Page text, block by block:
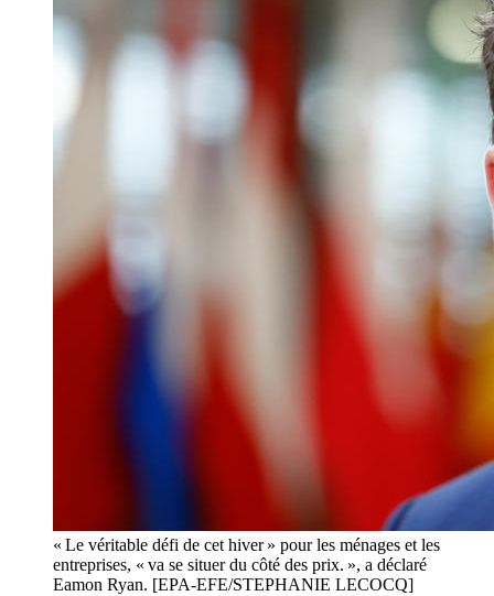
« Le véritable défi de cet hiver » pour les ménages et les
entreprises, « va se situer du côté des prix. », a déclaré
Eamon Ryan. [EPA-EFE/STEPHANIE LECOCQ]